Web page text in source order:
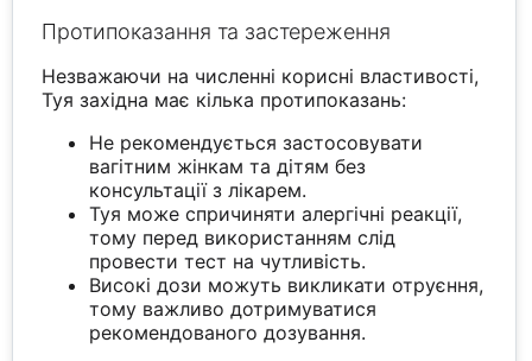
Протипоказання та застереження
Незважаючи на численні корисні властивості,
Туя західна має кілька протипоказань:
Не рекомендується застосовувати
вагітним жінкам та дітям без
консультації з лікарем.
Туя може спричиняти алергічні реакції,
тому перед використанням слід
провести тест на чутливість.
Високі дози можуть викликати отруєння,
тому важливо дотримуватися
рекомендованого дозування.